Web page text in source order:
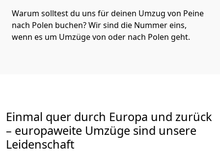
Warum solltest du uns für deinen Umzug von Peine
nach Polen buchen? Wir sind die Nummer eins,
wenn es um Umzüge von oder nach Polen geht.
Einmal quer durch Europa und zurück
– europaweite Umzüge sind unsere
Leidenschaft